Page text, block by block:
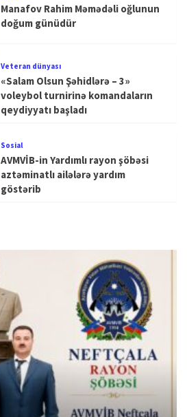
Manafov Rahim Məmədəli oğlunun
doğum günüdür
Veteran dünyası
«Salam Olsun Şəhidlərə – 3»
voleybol turnirinə komandaların
qeydiyyatı başladı
Sosial
AVMVİB-in Yardımlı rayon şöbəsi
aztəminatlı ailələrə yardım
göstərib